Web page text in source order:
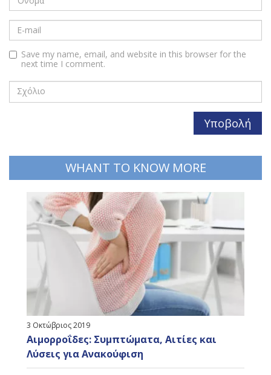
Save my name, email, and website in this browser for the
next time I comment.
WHANT TO KNOW MORE
3 Οκτώβριος 2019
Αιμορροΐδες: Συμπτώματα, Αιτίες και
Λύσεις για Ανακούφιση